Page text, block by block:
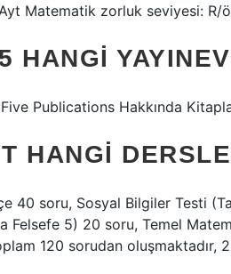
Matematik zorluk seviyesi: R/
HANGI
Publications Hakkında
HANGI
40 soru, Sosyal Bilgiler Testi
Felsefe 5) 20 soru, Temel
120 sorudan oluşmaktadır,